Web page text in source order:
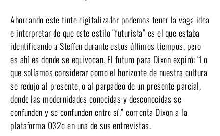
Abordando este tinte digitalizador podemos tener la vaga idea
e interpretar de que este estilo “futurista” es el que estaba
identificando a Steffen durante estos últimos tiempos, pero
es ahí es donde se equivocan. El futuro para Dixon expiró: “Lo
que solíamos considerar como el horizonte de nuestra cultura
se redujo al presente, o al parpadeo de un presente parcial,
donde las modernidades conocidas y desconocidas se
confunden y se confunden entre sí.” comenta Dixon a la
plataforma 032c en una de sus entrevistas.